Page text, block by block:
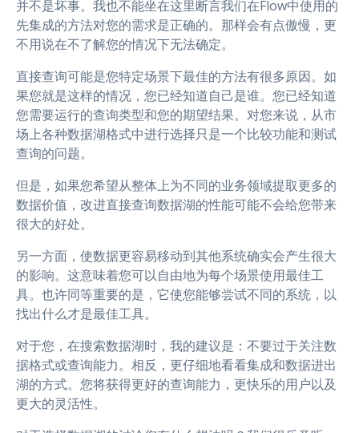
并不是坏事。我也不能坐在这里断言我们在Flow中使用的
先集成的方法对您的需求是正确的。那样会有点傲慢，更
不用说在不了解您的情况下无法确定。
直接查询可能是您特定场景下最佳的方法有很多原因。如
果您就是这样的情况，您已经知道自己是谁。您已经知道
您需要运行的查询类型和您的期望结果。对您来说，从市
场上各种数据湖格式中进行选择只是一个比较功能和测试
查询的问题。
但是，如果您希望从整体上为不同的业务领域提取更多的
数据价值，改进直接查询数据湖的性能可能不会给您带来
很大的好处。
另一方面，使数据更容易移动到其他系统确实会产生很大
的影响。这意味着您可以自由地为每个场景使用最佳工
具。也许同等重要的是，它使您能够尝试不同的系统，以
找出什么才是最佳工具。
对于您，在搜索数据湖时，我的建议是：不要过于关注数
据格式或查询能力。相反，更仔细地看看集成和数据进出
湖的方式。您将获得更好的查询能力，更快乐的用户以及
更大的灵活性。